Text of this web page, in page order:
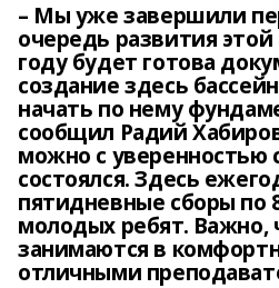
– Мы уже завершили
очередь развития
году будет готова
создание здесь
начать по нему
сообщил Радий
можно с уверенностью
состоялся. Здесь
пятидневные сборы по
молодых ребят. Важно,
занимаются в
отличными